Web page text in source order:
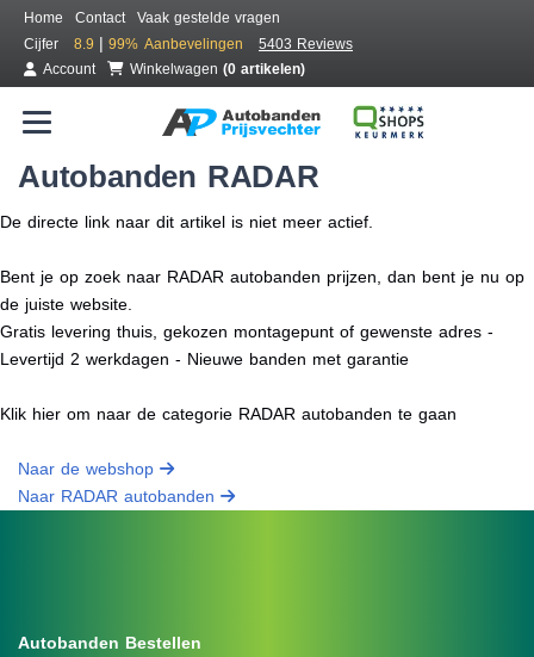
Home Contact
Vaak gestelde vragen
Cijfer
8.9 | 99% Aanbevelingen
5403 Reviews
Account
Winkelwagen (0 artikelen)
Autobanden RADAR
De directe link naar dit artikel is niet meer actief.
Bent je op zoek naar RADAR autobanden prijzen, dan bent je nu op
de juiste website.
Gratis levering thuis, gekozen montagepunt of gewenste adres -
Levertijd 2 werkdagen - Nieuwe banden met garantie
Klik hier om naar de categorie RADAR autobanden te gaan
Naar de webshop
Naar RADAR autobanden
Autobanden Bestellen